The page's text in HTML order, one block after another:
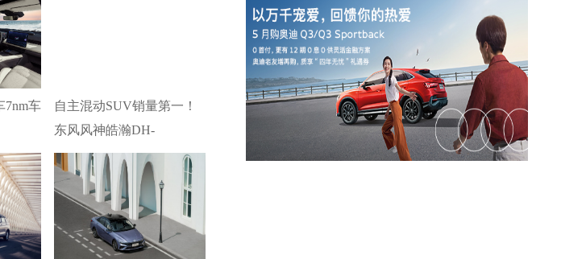
7nm车
自主混动SUV销量第一！
东风风神皓瀚DH-